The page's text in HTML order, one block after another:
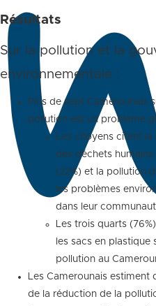
Résultats
Sur la pollution et la
environnementale :
Plus de sept Camerounais
pollution est un problème
Les citoyens citent
des déchets humains
(22%) et la pollution
les problèmes
dans leur
Les trois quarts
les sacs en plastique
pollution au
Les Camerounais estiment
de la réduction de la